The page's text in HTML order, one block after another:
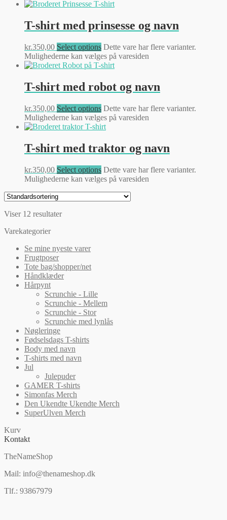
T-shirt med prinsesse og navn
kr.350,00 Select options Dette vare har flere varianter.
Mulighederne kan vælges på varesiden
T-shirt med robot og navn
kr.350,00 Select options Dette vare har flere varianter.
Mulighederne kan vælges på varesiden
T-shirt med traktor og navn
kr.350,00 Select options Dette vare har flere varianter.
Mulighederne kan vælges på varesiden
Viser 12 resultater
Varekategorier
Se mine nyeste varer
Frugtposer
Tote bag/shopper/net
Håndklæder
Hårpynt
Scrunchie - Lille
Scrunchie - Mellem
Scrunchie - Stor
Scrunchie med lynlås
Nøgleringe
Fødselsdags T-shirts
Body med navn
T-shirts med navn
Jul
Julepuder
GAMER T-shirts
Simonfas Merch
Den Ukendte Ukendte Merch
SuperUlven Merch
Kurv
Kontakt
TheNameShop
Mail: info@thenameshop.dk
Tlf.: 93867979